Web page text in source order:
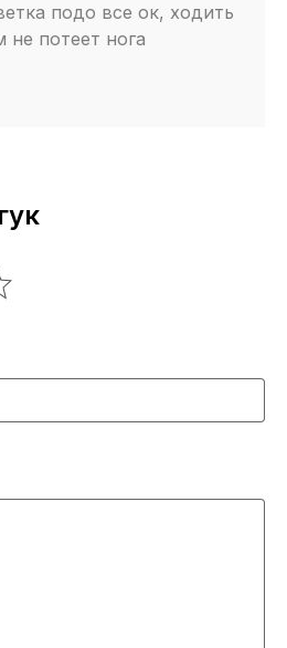
подо все ок, ходить
не потеет нога